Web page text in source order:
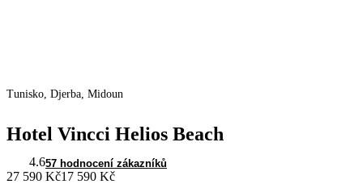
Tunisko, Djerba, Midoun
Hotel Vincci Helios Beach
4.657 hodnocení zákazníků
27 590 Kč17 590 Kč